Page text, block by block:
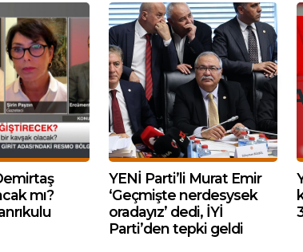
mı?
YENİ Parti’li Murat Emir
‘Geçmişte nerdesysek
oradayız’ dedi, İYİ
Parti’den tepki geldi